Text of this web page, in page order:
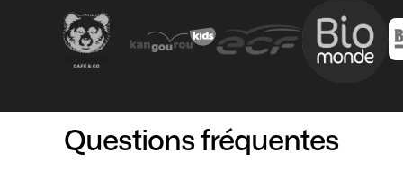
Questions fréquentes